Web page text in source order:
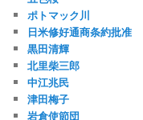
ポトマック川
日米修好通商条約批准
黒田清輝
北里柴三郎
中江兆民
津田梅子
岩倉使節団